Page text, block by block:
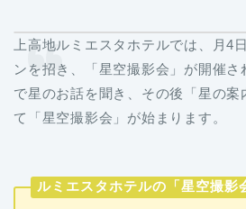
上高地ルミエスタホテルでは、月4
ンを招き、「星空撮影会」が開催
で星のお話を聞き、その後「星の
て「星空撮影会」が始まります。
ルミエスタホテルの「星空撮影